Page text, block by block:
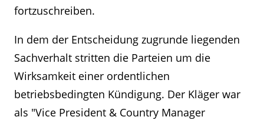
fortzuschreiben.
In dem der Entscheidung zugrunde liegenden
Sachverhalt stritten die Parteien um die
Wirksamkeit einer ordentlichen
betriebsbedingten Kündigung. Der Kläger war
als "Vice President & Country Manager